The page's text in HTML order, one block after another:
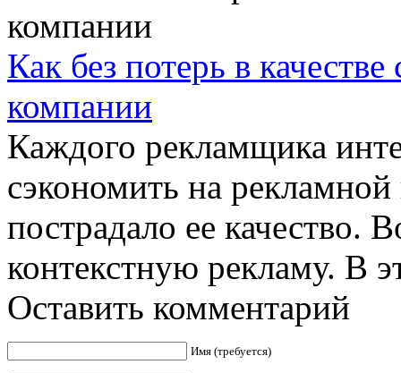
Как без потерь в
компании
Каждого рекламщика
сэкономить на
пострадало ее качество.
контекстную рекламу. В
Оставить комментарий
Имя (требуется)